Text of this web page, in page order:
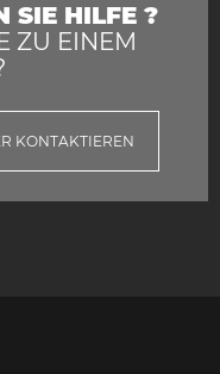
SIE HILFE ?
ZU EINEM
KONTAKTIEREN